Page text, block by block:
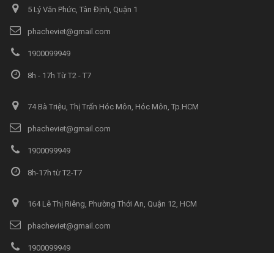
5 Lý Văn Phức, Tân Định, Quận 1
phacheviet@gmail.com
1900099949
8h - 17h Từ T2 - T7
74 Bà Triệu, Thị Trấn Hóc Môn, Hóc Môn, Tp.HCM
phacheviet@gmail.com
1900099949
8h-17h từ T2-T7
164 Lê Thị Riêng, Phường Thới An, Quận 12, HCM
phacheviet@gmail.com
1900099949